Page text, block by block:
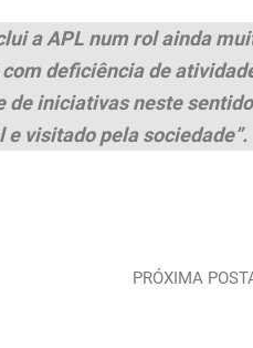
a APL num rol ainda
deficiência de
iniciativas neste
visitado pela sociedade”.
PRÓXIMA